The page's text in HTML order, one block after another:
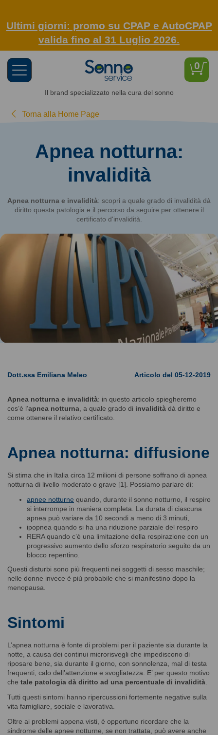
Ultimi giorni: promo su CPAP e AutoCPAP
valida fino al 31 Luglio 2026.
0
Toggle
navigation
Il brand specializzato nella cura del sonno
Torna alla Home Page
Apnea notturna:
invalidità
Apnea notturna e invalidità: scopri a quale grado di invalidità dà
diritto questa patologia e il percorso da seguire per ottenere il
certificato d'invalidità.
Dott.ssa Emiliana Meleo Articolo del 05-12-2019
Apnea notturna e invalidità: in questo articolo spiegheremo
cos’è l’apnea notturna , a quale grado di invalidità dà diritto e
come ottenere il relativo certificato.
Apnea notturna: diffusione
Si stima che in Italia circa 12 milioni di persone soffrano di apnea
notturna di livello moderato o grave [1]. Possiamo parlare di:
apnee notturne quando, durante il sonno notturno, il respiro
si interrompe in maniera completa. La durata di ciascuna
apnea può variare da 10 secondi a meno di 3 minuti,
ipopnea quando si ha una riduzione parziale del respiro
RERA quando c’è una limitazione della respirazione con un
progressivo aumento dello sforzo respiratorio seguito da un
blocco repentino.
Questi disturbi sono più frequenti nei soggetti di sesso maschile;
nelle donne invece è più probabile che si manifestino dopo la
menopausa.
Sintomi
L’apnea notturna è fonte di problemi per il paziente sia durante la
notte, a causa dei continui microrisvegli che impediscono di
riposare bene, sia durante il giorno, con sonnolenza, mal di testa
frequenti, calo dell’attenzione e svogliatezza. E’ per questo motivo
che tale patologia dà diritto ad una percentuale di invalidità
Tutti questi sintomi hanno ripercussioni fortemente negative sulla
vita famigliare, sociale e lavorativa.
Oltre ai problemi appena visti, è opportuno ricordare che la
sindrome delle apnee notturne, se non trattata, può avere anche